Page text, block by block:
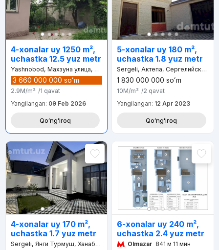
4-xonalar uy 1250 m²,
uchastka 12.5 yuz metr
Yashnobod, Махзуна улица, Махмур махалля
3 660 000 000 soʻm
2.9M/m² /1 qavat
Yangilangan: 09 Feb 2026
Qoʻngʻiroq
5-xonalar uy 180 m²,
uchastka 1.8 yuz metr
Sergeli, Актепа, Сергелийский район
1 830 000 000 soʻm
10M/m² /2 qavat
Yangilangan: 12 Apr 2023
Qoʻngʻiroq
4-xonalar uy 170 m²,
uchastka 1.7 yuz metr
Sergeli, Янги Турмуш, Ханабад
6-xonalar uy 240 m²,
uchastka 2.4 yuz metr
Olmazar 841 м 11 мин